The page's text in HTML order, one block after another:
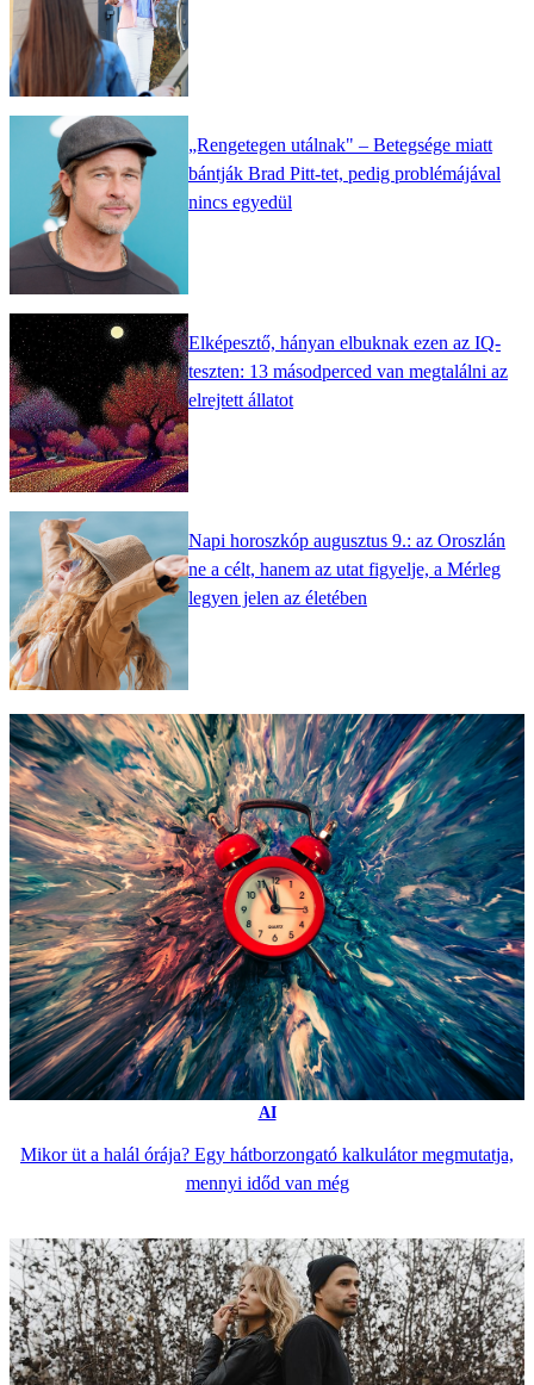
„Rengetegen utálnak" – Betegsége miatt
bántják Brad Pitt-tet, pedig problémájával
nincs egyedül
Elképesztő, hányan elbuknak ezen az IQ-
teszten: 13 másodperced van megtalálni az
elrejtett állatot
Napi horoszkóp augusztus 9.: az Oroszlán
ne a célt, hanem az utat figyelje, a Mérleg
legyen jelen az életében
AI
Mikor üt a halál órája? Egy hátborzongató kalkulátor megmutatja,
mennyi időd van még